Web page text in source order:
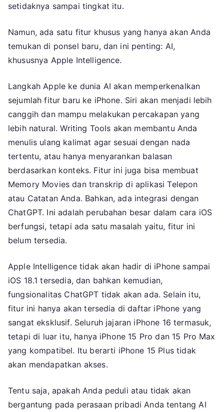
setidaknya sampai tingkat itu.
Namun, ada satu fitur khusus yang hanya akan Anda
temukan di ponsel baru, dan ini penting: AI,
khususnya Apple Intelligence.
Langkah Apple ke dunia AI akan memperkenalkan
sejumlah fitur baru ke iPhone. Siri akan menjadi lebih
canggih dan mampu melakukan percakapan yang
lebih natural. Writing Tools akan membantu Anda
menulis ulang kalimat agar sesuai dengan nada
tertentu, atau hanya menyarankan balasan
berdasarkan konteks. Fitur ini juga bisa membuat
Memory Movies dan transkrip di aplikasi Telepon
atau Catatan Anda. Bahkan, ada integrasi dengan
ChatGPT. Ini adalah perubahan besar dalam cara iOS
berfungsi, tetapi ada satu masalah yaitu, fitur ini
belum tersedia.
Apple Intelligence tidak akan hadir di iPhone sampai
iOS 18.1 tersedia, dan bahkan kemudian,
fungsionalitas ChatGPT tidak akan ada. Selain itu,
fitur ini hanya akan tersedia di daftar iPhone yang
sangat eksklusif. Seluruh jajaran iPhone 16 termasuk,
tetapi di luar itu, hanya iPhone 15 Pro dan 15 Pro Max
yang kompatibel. Itu berarti iPhone 15 Plus tidak
akan mendapatkan akses.
Tentu saja, apakah Anda peduli atau tidak akan
bergantung pada perasaan pribadi Anda tentang AI